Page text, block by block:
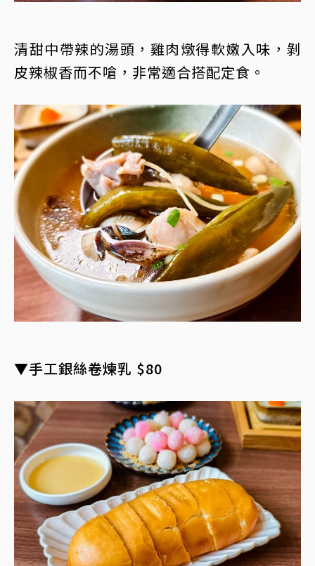
清甜中帶辣的湯頭，雞肉燉得軟嫩入味，剝
皮辣椒香而不嗆，非常適合搭配定食。
▼手工銀絲卷煉乳 $80